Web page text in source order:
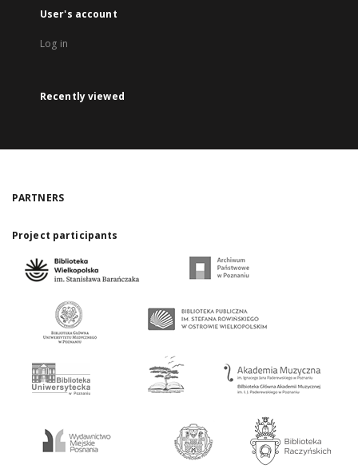
User's account
Log in
Recently viewed
PARTNERS
Project participants